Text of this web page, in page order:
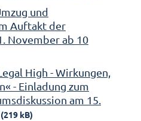
und
Auftakt der
November ab 10
High - Wirkungen,
- Einladung zum
am 15.
(219 kB)